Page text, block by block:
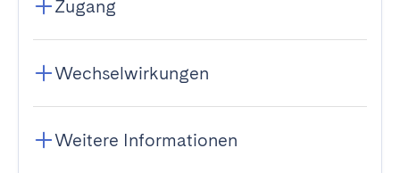
Zugang
Wechselwirkungen
Weitere Informationen